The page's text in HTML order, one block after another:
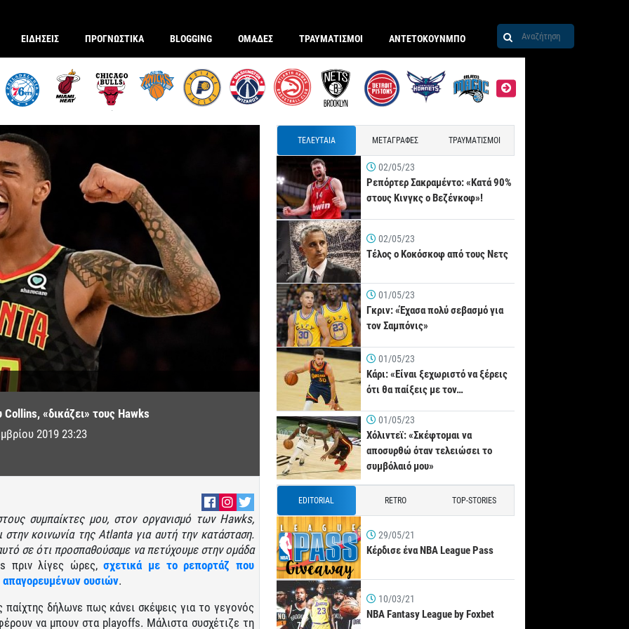
ΕΙΔΗΣΕΙΣ ΠΡΟΓΝΩΣΤΙΚΑ BLOGGING ΟΜΑΔΕΣ ΤΡΑΥΜΑΤΙΣΜΟΙ ΑΝΤΕΤΟΚΟΥΝΜΠΟ
«δικάζει» τους Hawks
2019 23:23
συμπαίκτες μου, στον οργανισμό των Hawks,
κοινωνία της Atlanta για αυτή την κατάσταση.
σε ότι προσπαθούσαμε να πετύχουμε στην ομάδα
πριν λίγες ώρες,σχετικά με το ρεπορτάζ που
απαγορευμένων ουσιών.
δήλωνε πως κάνει σκέψεις για το γεγονός
να μπουν στα playoffs. Μάλιστα συσχέτιζε τη
ΤΕΛΕΥΤΑΙΑ ΜΕΤΑΓΡΑΦΕΣ ΤΡΑΥΜΑΤΙΣΜΟΙ
02/05/23
Ρεπόρτερ Σακραμέντο: «Κατά 90%
στους Κινγκς ο Βεζένκοφ»!
02/05/23
Τέλος ο Κοκόσκοφ από τους Νετς
01/05/23
Γκριν: «Έχασα πολύ σεβασμό για
τον Σαμπόνις»
01/05/23
Κάρι: «Είναι ξεχωριστό να ξέρεις
ότι θα παίξεις με τον…
01/05/23
Χόλιντεϊ: «Σκέφτομαι να
αποσυρθώ όταν τελειώσει το
συμβόλαιό μου»
EDITORIAL RETRO TOP-STORIES
29/05/21
Κέρδισε ένα NBA League Pass
10/03/21
NBA Fantasy League by Foxbet